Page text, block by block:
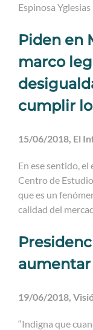
Espinosa Yglesias
Piden en
marco
cumplir
15/06/2018, El
En ese sentido,
Centro de
que es un
calidad del
19/06/2018,
“Indigna que